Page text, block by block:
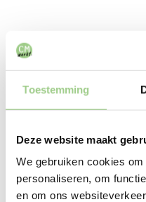
Toestemming
Deze website maakt
We gebruiken cookies
personaliseren, om
en om ons
In deze